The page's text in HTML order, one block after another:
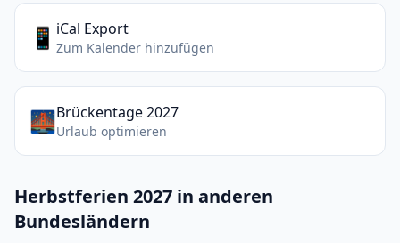
📱 iCal Export
Zum Kalender hinzufügen
🌉Brückentage 2027
Urlaub optimieren
Herbstferien 2027 in anderen
Bundesländern